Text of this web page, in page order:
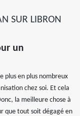
SUR LIBRON
un
plus en plus nombreux
chez soi. Et cela
la meilleure chose à
que tout soit dégagé en